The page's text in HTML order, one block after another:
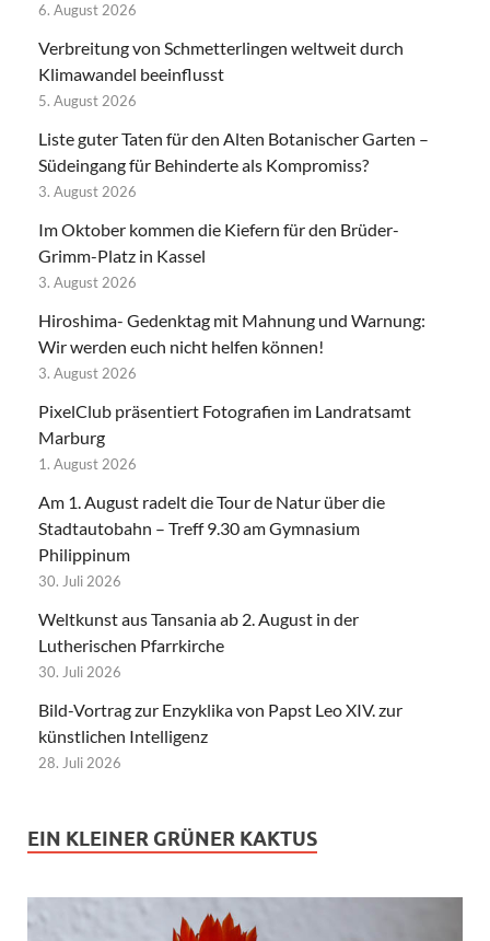
6. August 2026
Verbreitung von Schmetterlingen weltweit durch
Klimawandel beeinflusst
5. August 2026
Liste guter Taten für den Alten Botanischer Garten –
Südeingang für Behinderte als Kompromiss?
3. August 2026
Im Oktober kommen die Kiefern für den Brüder-
Grimm-Platz in Kassel
3. August 2026
Hiroshima- Gedenktag mit Mahnung und Warnung:
Wir werden euch nicht helfen können!
3. August 2026
PixelClub präsentiert Fotografien im Landratsamt
Marburg
1. August 2026
Am 1. August radelt die Tour de Natur über die
Stadtautobahn – Treff 9.30 am Gymnasium
Philippinum
30. Juli 2026
Weltkunst aus Tansania ab 2. August in der
Lutherischen Pfarrkirche
30. Juli 2026
Bild-Vortrag zur Enzyklika von Papst Leo XIV. zur
künstlichen Intelligenz
28. Juli 2026
EIN KLEINER GRÜNER KAKTUS